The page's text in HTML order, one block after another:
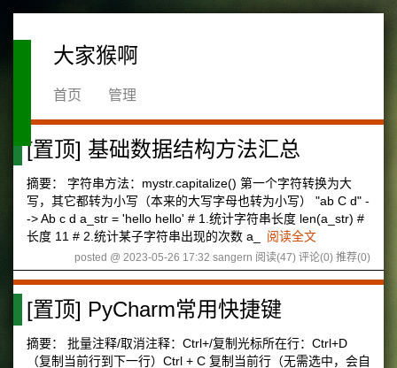
大家猴啊
首页 管理
[置顶] 基础数据结构方法汇总
摘要： 字符串方法：mystr.capitalize() 第一个字符转换为大
写，其它都转为小写（本来的大写字母也转为小写） "ab C d" -
-> Ab c d a_str = 'hello hello' # 1.统计字符串长度 len(a_str) #
长度 11 # 2.统计某子字符串出现的次数 a_
阅读全文
posted @ 2023-05-26 17:32 sangern 阅读(47) 评论(0) 推荐(0)
[置顶] PyCharm常用快捷键
摘要： 批量注释/取消注释：Ctrl+/复制光标所在行：Ctrl+D
（复制当前行到下一行）Ctrl + C 复制当前行（无需选中，会自